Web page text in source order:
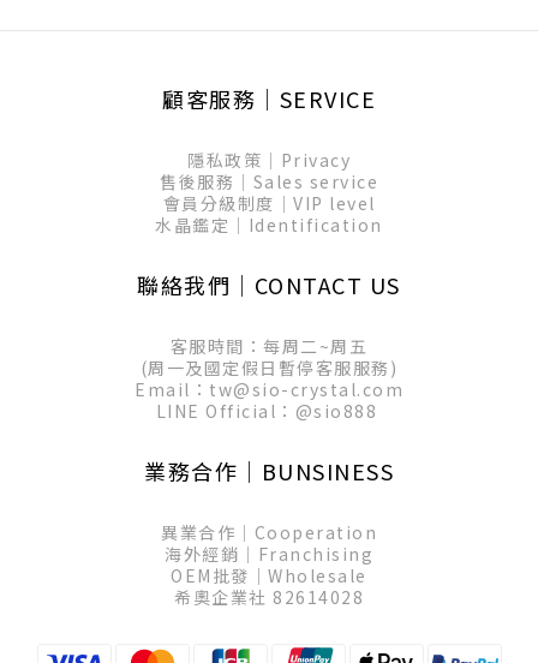
顧客服務│SERVICE
隱私政策│Privacy
售後服務│Sales service
會員分級制度│VIP level
水晶鑑定│Identification
聯絡我們│CONTACT US
客服時間：每周二~周五
(周一及國定假日暫停客服服務)
Email：tw@sio-crystal.com
LINE Official： @sio888
業務合作│BUNSINESS
異業合作│Cooperation
海外經銷│Franchising
OEM批發│Wholesale
希奧企業社 82614028